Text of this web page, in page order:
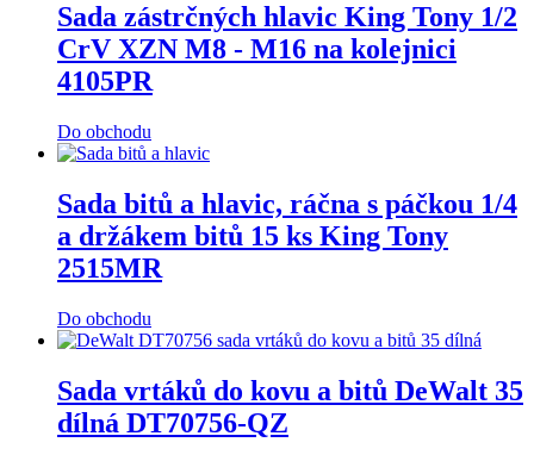
Sada zástrčných hlavic King Tony 1/2
CrV XZN M8 - M16 na kolejnici
4105PR
Do obchodu
Sada bitů a hlavic, ráčna s páčkou 1/4
a držákem bitů 15 ks King Tony
2515MR
Do obchodu
Sada vrtáků do kovu a bitů DeWalt 35
dílná DT70756-QZ